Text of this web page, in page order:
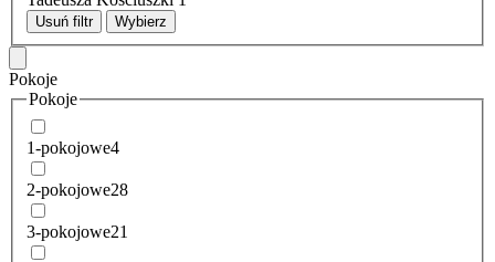
Usuń filtr Wybierz
Pokoje
Pokoje
1-pokojowe4
2-pokojowe28
3-pokojowe21